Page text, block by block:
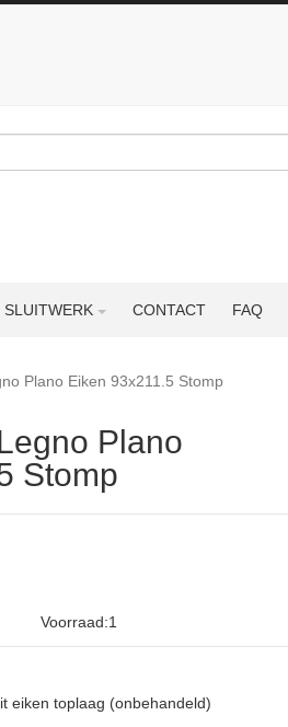
SLUITWERK CONTACT FAQ
Plano Eiken 93x211.5 Stomp
Plano
Stomp
Voorraad:1
eiken toplaag (onbehandeld)